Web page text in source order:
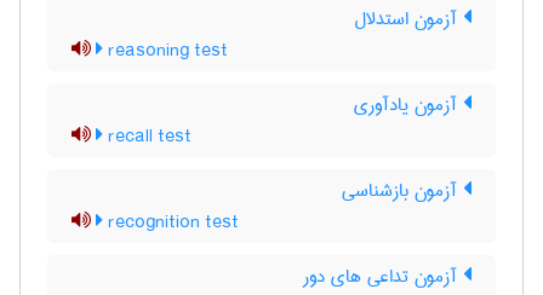
آزمون استدلال
reasoning test
آزمون یادآوری
recall test
آزمون بازشناسی
recognition test
آزمون تداعی های دور